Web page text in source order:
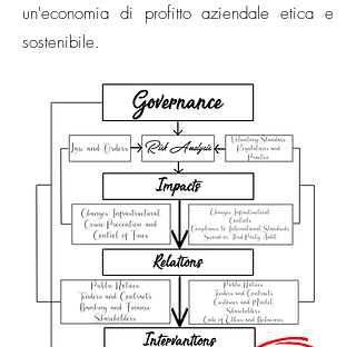
un'economia di profitto aziendale etica e
sostenibile.